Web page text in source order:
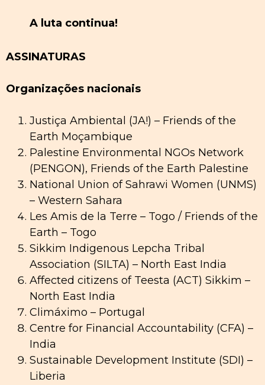
A luta continua!
ASSINATURAS
Organizações nacionais
Justiça Ambiental (JA!) – Friends of the
Earth Moçambique
Palestine Environmental NGOs Network
(PENGON), Friends of the Earth Palestine
National Union of Sahrawi Women (UNMS)
– Western Sahara
Les Amis de la Terre – Togo / Friends of the
Earth – Togo
Sikkim Indigenous Lepcha Tribal
Association (SILTA) – North East India
Affected citizens of Teesta (ACT) Sikkim –
North East India
Climáximo – Portugal
Centre for Financial Accountability (CFA) –
India
Sustainable Development Institute (SDI) –
Liberia